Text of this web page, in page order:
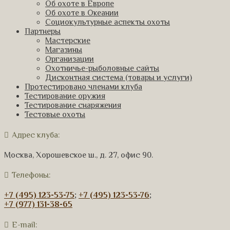
Об охоте в Европе
Об охоте в Океании
Социокультурные аспекты охоты
Партнеры
Мастерские
Магазины
Организации
Охотничье-рыболовные сайты
Дисконтная система (товары и услуги)
Протестировано членами клуба
Тестирование оружия
Тестирование снаряжения
Тестовые охоты
Адрес клуба:
Москва, Хорошевское ш., д. 27, офис 90.
Телефоны:
+7 (495) 123-53-75; +7 (495) 123-53-76;
+7 (977) 131-38-65
E-mail: